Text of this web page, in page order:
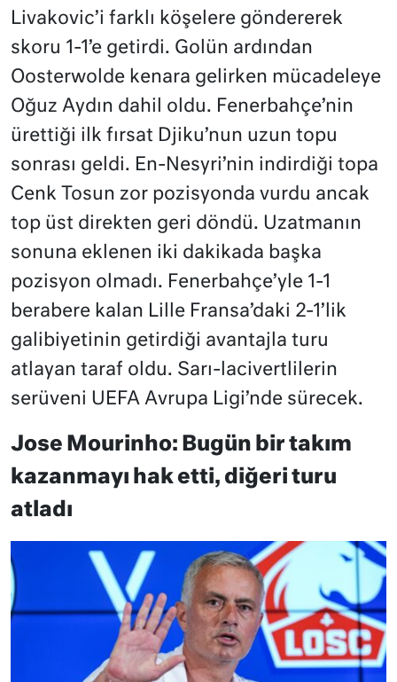
Livakovic’i farklı köşelere göndererek
skoru 1-1’e getirdi. Golün ardından
Oosterwolde kenara gelirken mücadeleye
Oğuz Aydın dahil oldu. Fenerbahçe’nin
ürettiği ilk fırsat Djiku’nun uzun topu
sonrası geldi. En-Nesyri’nin indirdiği topa
Cenk Tosun zor pozisyonda vurdu ancak
top üst direkten geri döndü. Uzatmanın
sonuna eklenen iki dakikada başka
pozisyon olmadı. Fenerbahçe’yle 1-1
berabere kalan Lille Fransa’daki 2-1’lik
galibiyetinin getirdiği avantajla turu
atlayan taraf oldu. Sarı-lacivertlilerin
serüveni UEFA Avrupa Ligi’nde sürecek.
Jose Mourinho: Bugün bir takım
kazanmayı hak etti, diğeri turu
atladı